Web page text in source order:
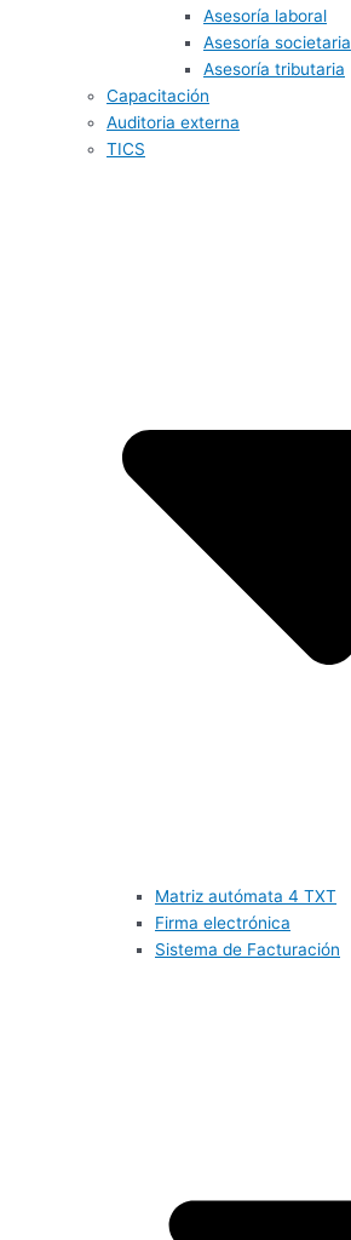
Asesoría laboral
Asesoría societaria
Asesoría tributaria
Capacitación
Auditoria externa
TICS
Matriz autómata 4 TXT
Firma electrónica
Sistema de Facturación